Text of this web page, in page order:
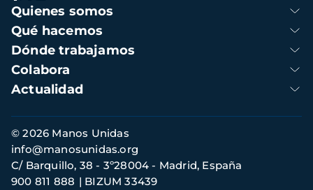
Navegación
principal
Quienes somos
Qué hacemos
Dónde trabajamos
Colabora
Actualidad
Información
de
contacto
© 2026 Manos Unidas
C/ Barquillo, 38 - 3º28004 - Madrid, España
900 811 888
BIZUM 33439
info@manosunidas.org